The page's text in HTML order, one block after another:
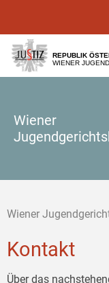
[1]
[2]
[3]
REPUBLIK
WIENER
Wiener
Wiener
Kontakt
Über das